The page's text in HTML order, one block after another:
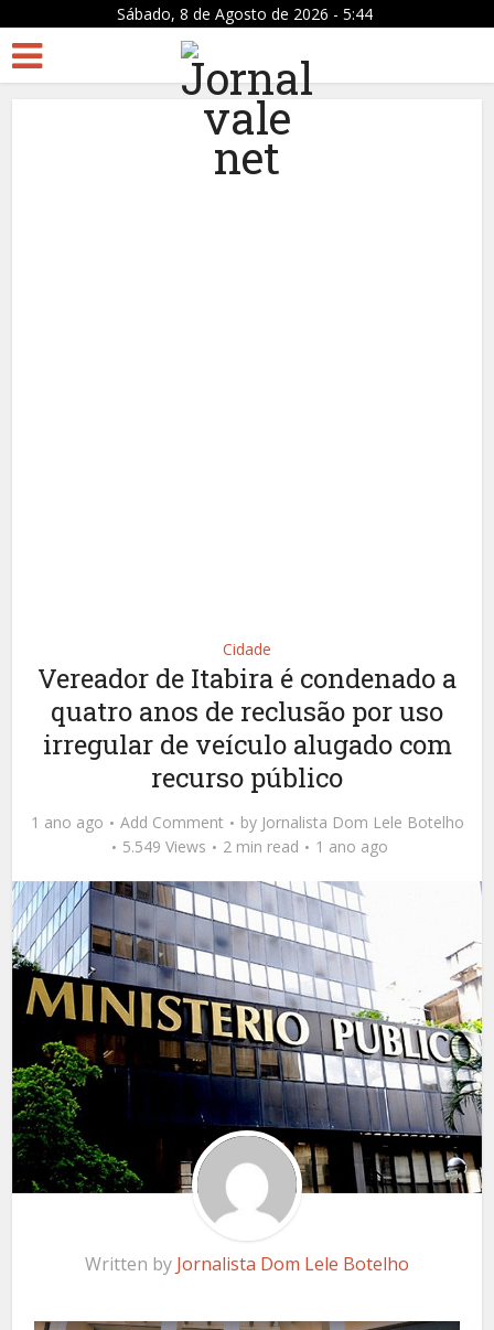
Sábado, 8 de Agosto de 2026 - 5:44
Cidade
Vereador de Itabira é condenado a
quatro anos de reclusão por uso
irregular de veículo alugado com
recurso público
1 ano ago Add Comment by Jornalista Dom Lele Botelho
5.549 Views
2 min read 1 ano ago
Written by Jornalista Dom Lele Botelho